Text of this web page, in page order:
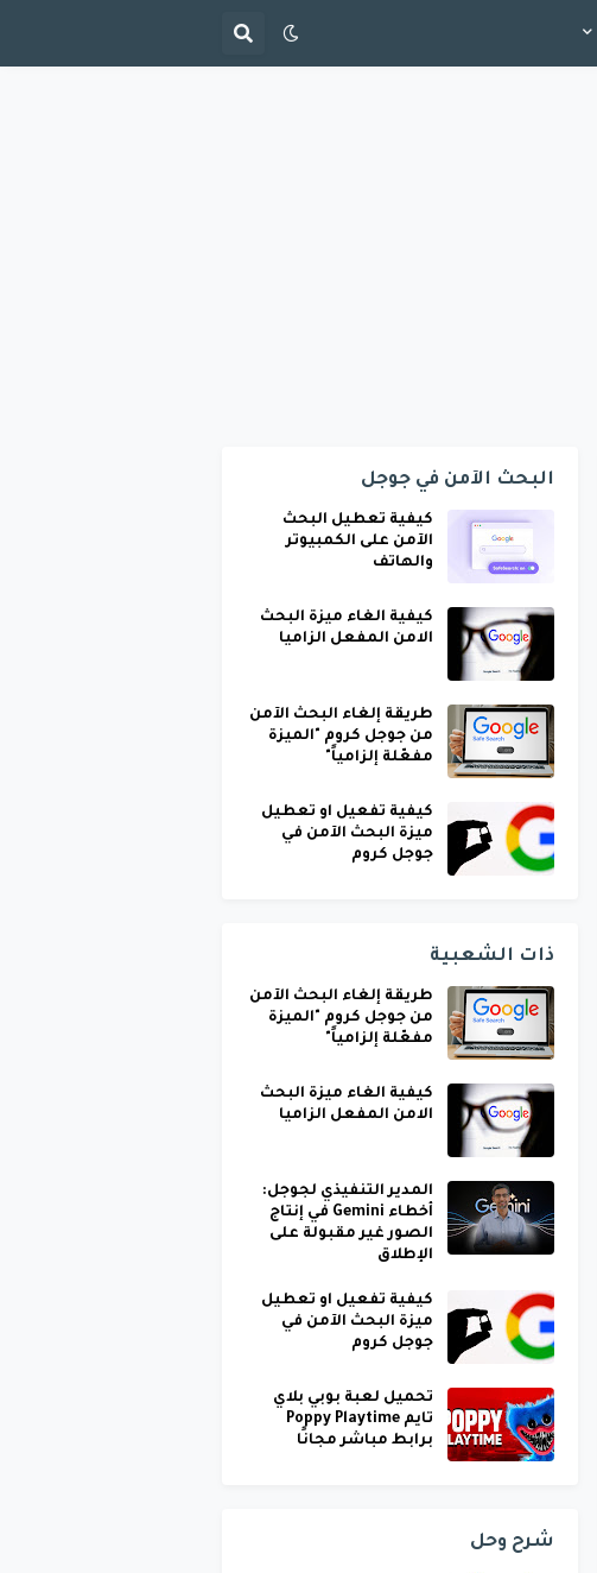
البحث الآمن في جوجل
كيفية تعطيل البحث
الآمن على الكمبيوتر
والهاتف
كيفية الغاء ميزة البحث
الامن المفعل الزاميا
طريقة إلغاء البحث الآمن
من جوجل كروم "الميزة
مفعّلة إلزامياً"
كيفية تفعيل او تعطيل
ميزة البحث الآمن في
جوجل كروم
ذات الشعبية
طريقة إلغاء البحث الآمن
من جوجل كروم "الميزة
مفعّلة إلزامياً"
كيفية الغاء ميزة البحث
الامن المفعل الزاميا
المدير التنفيذي لجوجل:
أخطاء Gemini في إنتاج
الصور غير مقبولة على
الإطلاق
كيفية تفعيل او تعطيل
ميزة البحث الآمن في
جوجل كروم
تحميل لعبة بوبي بلاي
تايم Poppy Playtime
برابط مباشر مجانًا
شرح وحل